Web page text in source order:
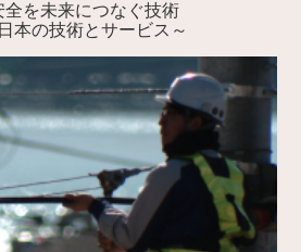
全を未来につなぐ技術
本の技術とサービス～